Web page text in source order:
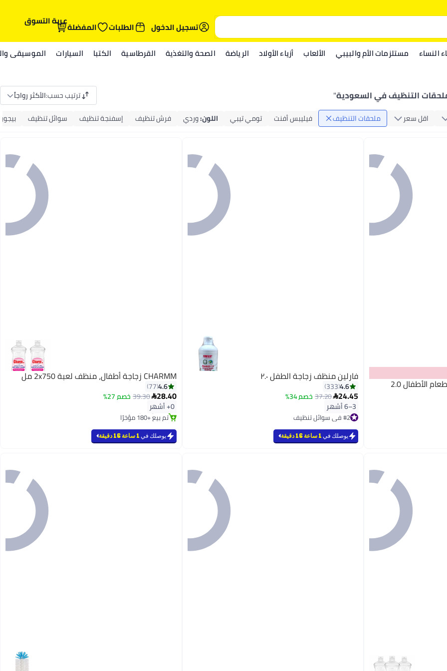
تسجيل الدخول
الطلبات المفضلةعربة التسوق
النساء مستلزمات الأم والبيبي الألعاب أزياء الأولاد الرياضة الصحة والتغذية القرطاسية الكتبا السيارات الموسيقى
التنظيف في السعودية" ترتيب حسب:الأكثر رواجاً
اقل سعر ملحقات التنظيف فيليبس أفنت تومي تيبي اللون:وردي فرش تنظيف إسفنجة تنظيف سوائل تنظيف
الأطفال 2.0
فارلين منظف زجاجة الطفل ٢.٠
4.6
333
24.45
37.20خصم 34%
3–6 أشهر
#2 في سوائل تنظيف
أقل سعر في 30 يوم
بتخلّص بسرعة
تم بيع +580 مؤخرًا
#2 في سوائل تنظيف
يوصلك في 1 ساعة 16 دقيقة
CHARMM زجاجة أطفال، منظف لعبة 2x750 مل
4.6
77
28.40
39.30 خصم 27%
0+ أشهر
#4 في سوائل تنظيف
بتخلّص بسرعة
تم بيع +180 مؤخرًا
#4 في سوائل تنظيف
يوصلك في 1 ساعة 16 دقيقة